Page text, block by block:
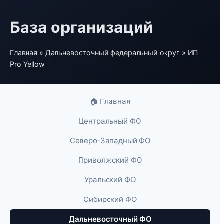
База организаций
Главная » Дальневосточный федеральный округ » ИП
Pro Yellow
🏠 Главная
Центральный ФО
Северо-Западный ФО
Приволжский ФО
Уральский ФО
Сибирский ФО
Дальневосточный ФО